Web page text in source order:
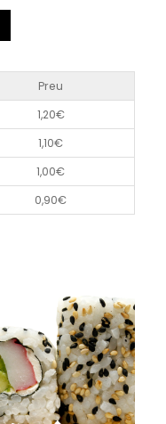
Preu
1,20€
1,10€
1,00€
0,90€